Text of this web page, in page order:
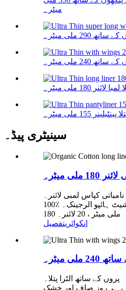
میٹر۔
290 ملی میٹر۔
240 ملی میٹر۔
لائنر 180 ملی میٹر۔
155 ملی میٹر۔
سینیٹری پیڈ۔
میٹر۔
نامیاتی کپاس لمبی لائنر۔
شیٹ ہائپو الرجینک۔
180 ملی میٹر ، 20 لائنر۔
انکوائریتفصیل
میٹر۔
پروں کے ساتھ الٹرا پتلا۔
، ہر روز صاف اور خشک